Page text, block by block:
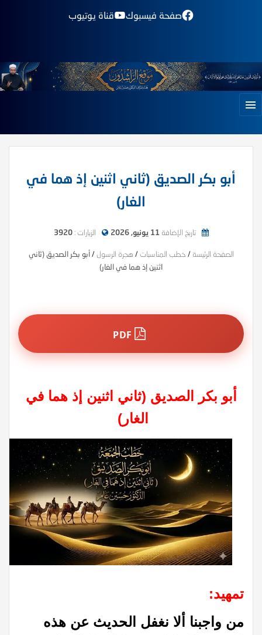
صفحة فيسبوك قناة يوتيوب
أبو بكر الصديق (ثاني اثنين إذ هما في
الغار)
تاريخ الإضافة 11 يونيو, 2026 الزيارات :3920
الصفحة الرئيسة / خطب المناسبات / هجرة الرسول / أبو بكر الصديق (ثاني
اثنين إذ هما في الغار)
أبو بكر الصديق (ثاني اثنين إذ هما في
الغار)
تمهيد:
من واجبنا ألا نغفل الحديث عن هذه